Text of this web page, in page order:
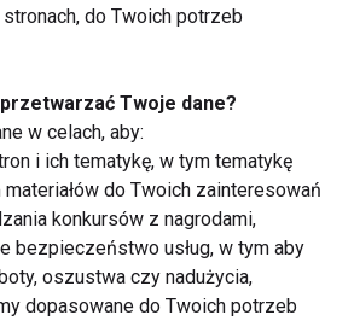
Wellbeing jako benefit.
Dlaczego pracownicy
oczekują dziś czegoś
więcej niż karty
do Twoich potrzeb
Twoje dane?
w celach, aby:
i ich tematykę, w tym tematykę
do Twoich zainteresowań
konkursów z nagrodami,
bezpieczeństwo usług, w tym aby
oszustwa czy nadużycia,
dopasowane do Twoich potrzeb